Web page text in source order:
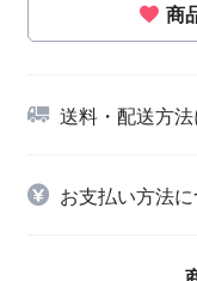
商
送料・配送方
お支払い方法